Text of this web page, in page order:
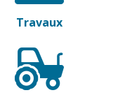
Travaux